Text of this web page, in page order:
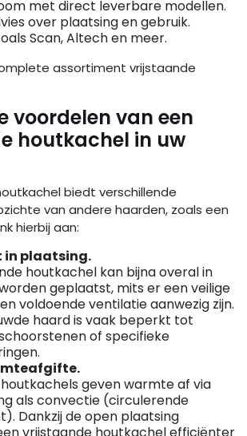
met direct leverbare modellen.
over plaatsing en gebruik.
Scan, Altech en meer.
assortiment vrijstaande
voordelen van een
houtkachel in uw
biedt verschillende
van andere haarden, zoals een
hierbij aan:
in plaatsing.
houtkachel kan bijna overal in
geplaatst, mits er een veilige
voldoende ventilatie aanwezig zijn.
haard is vaak beperkt tot
of specifieke
geven warmte af via
als convectie (circulerende
Dankzij de open plaatsing